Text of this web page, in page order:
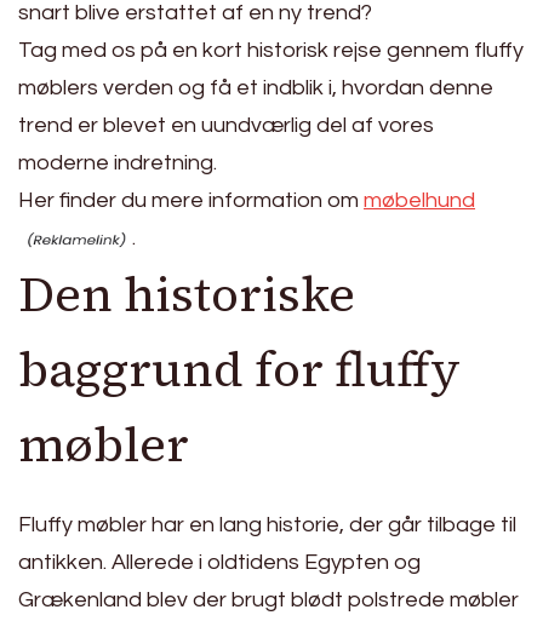
snart blive erstattet af en ny trend?
Tag med os på en kort historisk rejse gennem fluffy
møblers verden og få et indblik i, hvordan denne
trend er blevet en uundværlig del af vores
moderne indretning.
Her finder du mere information om møbelhund
.
Den historiske
baggrund for fluffy
møbler
Fluffy møbler har en lang historie, der går tilbage til
antikken. Allerede i oldtidens Egypten og
Grækenland blev der brugt blødt polstrede møbler